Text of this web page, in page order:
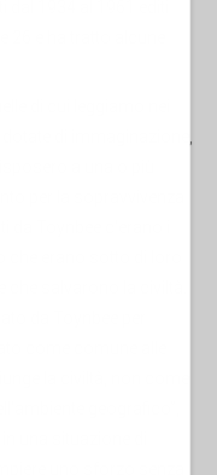
1934 al 1961 editi
di cui leggiamo nei
di immaginazione,
a una o più
per la sopravvivenza
Toynbee c'erano i
erano sotto di loro
salvarono la civiltà.
da Toynbee per
come comune alle
la civiltà, non come
geografico”,
una situazione di
uno sforzo senza